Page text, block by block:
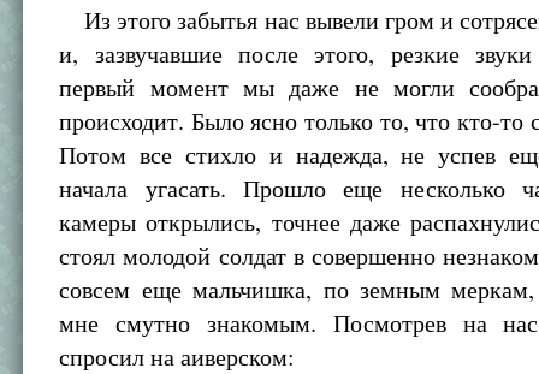
Из этого забытья нас вывели гром и
и, зазвучавшие после этого, резкие
первый момент мы даже не могли
происходит. Было ясно только то, что кто-то
Потом все стихло и надежда, не успев
начала угасать. Прошло еще несколько
камеры открылись, точнее даже
стоял молодой солдат в совершенно
совсем еще мальчишка, по земным меркам,
мне смутно знакомым. Посмотрев на
спросил на аиверском: